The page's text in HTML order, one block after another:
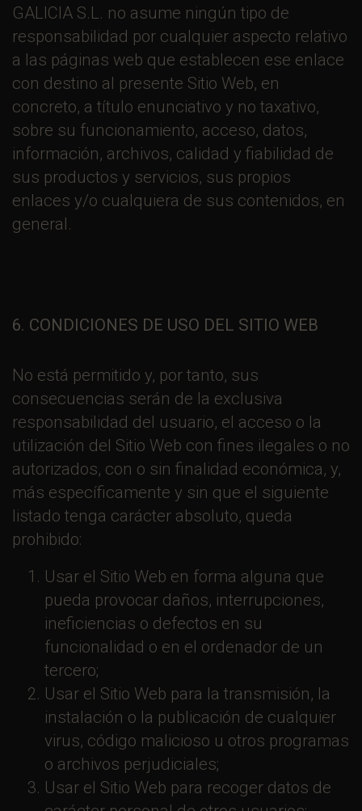
GALICIA S.L. no asume ningún tipo de
responsabilidad por cualquier aspecto relativo
a las páginas web que establecen ese enlace
con destino al presente Sitio Web, en
concreto, a título enunciativo y no taxativo,
sobre su funcionamiento, acceso, datos,
información, archivos, calidad y fiabilidad de
sus productos y servicios, sus propios
enlaces y/o cualquiera de sus contenidos, en
general.
6. CONDICIONES DE USO DEL SITIO WEB
No está permitido y, por tanto, sus
consecuencias serán de la exclusiva
responsabilidad del usuario, el acceso o la
utilización del Sitio Web con fines ilegales o no
autorizados, con o sin finalidad económica, y,
más específicamente y sin que el siguiente
listado tenga carácter absoluto, queda
prohibido:
Usar el Sitio Web en forma alguna que
pueda provocar daños, interrupciones,
ineficiencias o defectos en su
funcionalidad o en el ordenador de un
tercero;
Usar el Sitio Web para la transmisión, la
instalación o la publicación de cualquier
virus, código malicioso u otros programas
o archivos perjudiciales;
Usar el Sitio Web para recoger datos de